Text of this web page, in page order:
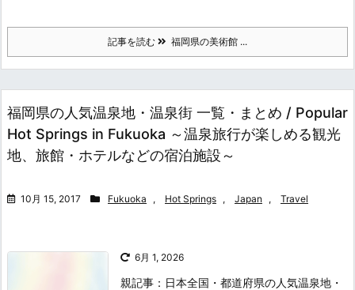
記事を読む 福岡県の美術館 ...
福岡県の人気温泉地・温泉街 一覧・まとめ / Popular
Hot Springs in Fukuoka ～温泉旅行が楽しめる観光
地、旅館・ホテルなどの宿泊施設～
10月 15, 2017 Fukuoka , Hot Springs , Japan , Travel
6月 1, 2026
親記事：日本全国・都道府県の人気温泉地・